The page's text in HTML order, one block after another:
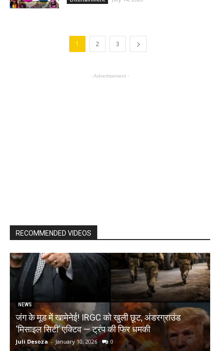
1 2 3
- Advertisement -
RECOMMENDED VIDEOS
NEWS
जंग के मूड में खामेनेई! IRGC को खुली छूट, अंडरग्राउंड
‘मिसाइल सिटी’ एक्टिव — ट्रंप की फिर धमकी
Juli Desoza - January 10, 2026 0